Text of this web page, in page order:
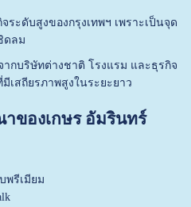
ระดับสูงของกรุงเทพฯ เพราะเป็นจุด
ดลม
กบริษัทต่างชาติ โรงแรม และธุรกิจ
เสถียรภาพสูงในระยะยาว
ของเกษร อัมรินทร์
พรีเมียม